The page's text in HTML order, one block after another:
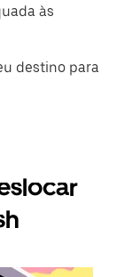
às
destino para